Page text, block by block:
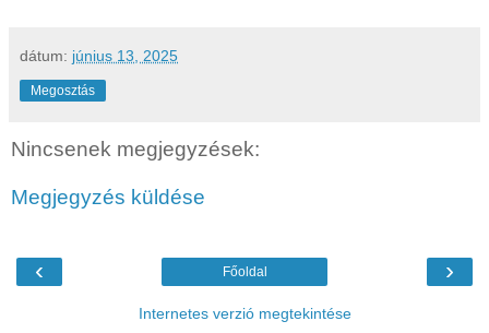
dátum: június 13, 2025
Megosztás
Nincsenek megjegyzések:
Megjegyzés küldése
‹ ›
Főoldal
Internetes verzió megtekintése